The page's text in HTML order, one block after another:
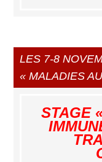
LES 7-8
« MALADIES
STAGE